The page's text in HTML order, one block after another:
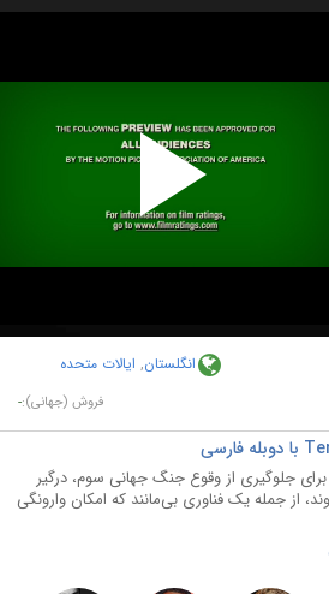
انگلستان, ایالات متحده
فروش (جهانی):-
جلوگیری از وقوع جنگ جهانی سوم، درگیر
از جمله یک فناوری بی‌مانند که امکان وارونگی